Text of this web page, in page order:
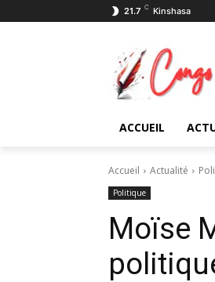
21.7 C Kinshasa
ACCUEIL
Accueil Actualité
Politique
Moïse